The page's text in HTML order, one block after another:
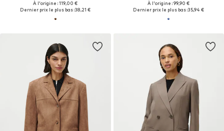
À l'origine : 119,00 €
Dernier prix le plus bas :38,21 €
À l'origine : 99,90 €
Dernier prix le plus bas :35,94 €